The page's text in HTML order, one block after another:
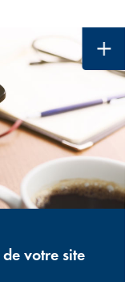
votre site